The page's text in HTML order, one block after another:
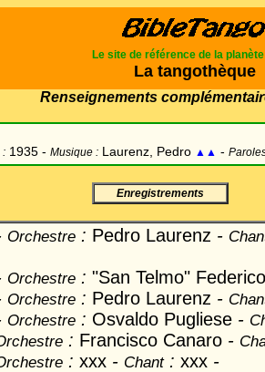
Le site de référence de la planète
La tangothèque
Renseignements
: 1935 - Musique : Laurenz, Pedro ▲▲ -
Enregistrements
Orchestre : Pedro Laurenz -
Orchestre : "San Telmo"
Orchestre : Pedro Laurenz -
Orchestre : Osvaldo Pugliese -
: Francisco Canaro -
: xxx - Chant: xxx -